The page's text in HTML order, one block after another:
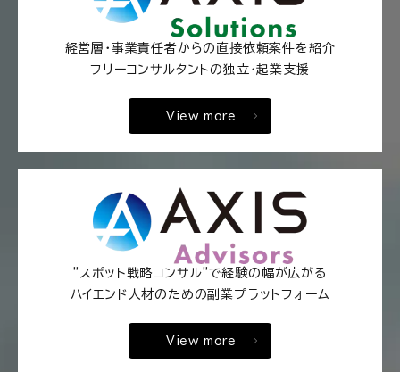
経営層・事業責任者からの直接依頼案件を紹介
フリーコンサルタントの独立・起業支援
View more
"スポット戦略コンサル"で経験の幅が広がる
ハイエンド人材のための副業プラットフォーム
View more